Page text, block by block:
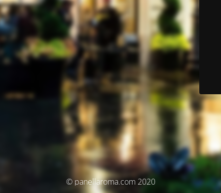
© panellaroma.com 2020